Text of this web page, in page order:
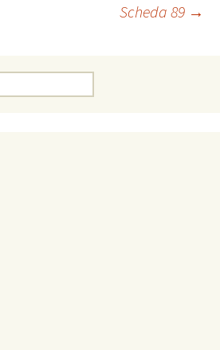
Scheda 89 →